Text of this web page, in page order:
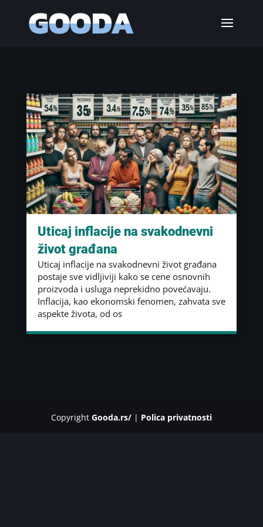
Uticaj inflacije na svakodnevni
život građana
Uticaj inflacije na svakodnevni život građana
postaje sve vidljiviji kako se cene osnovnih
proizvoda i usluga neprekidno povećavaju.
Inflacija, kao ekonomski fenomen, zahvata sve
aspekte života, od os
Copyright Gooda.rs/| Polica privatnosti